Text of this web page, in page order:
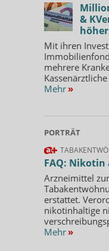
&
höher
Mit ihren
mehrere
Mehr »
PORTRÄT
FAQ: Nikotin
Arzneimittel zur
erstattet.
nikotinhaltige
Mehr »